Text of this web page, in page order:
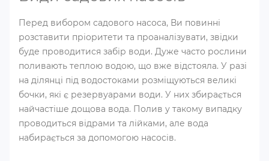
Перед вибором садового насоса, Ви повинні
розставити пріоритети та проаналізувати, звідки
буде проводитися забір води. Дуже часто рослини
поливають теплою водою, що вже відстояла. У разі
на ділянці під водостоками розміщуються великі
бочки, які є резервуарами води. У них збирається
найчастіше дощова вода. Полив у такому випадку
проводиться відрами та лійками, але вода
набирається за допомогою насосів.